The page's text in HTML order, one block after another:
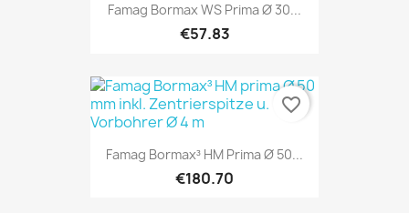
Famag Bormax WS Prima Ø 30...
€57.83
Famag Bormax³ HM Prima Ø 50...
€180.70
favorite_border